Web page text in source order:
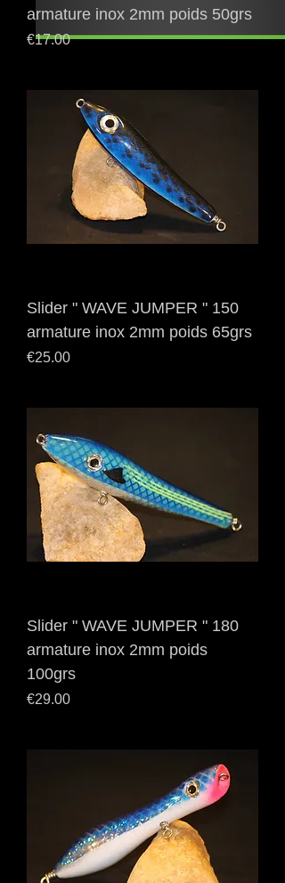
armature inox 2mm poids 50grs
Price
€17.00
Slider " WAVE JUMPER " 150
armature inox 2mm poids 65grs
Price
€25.00
Slider " WAVE JUMPER " 180
armature inox 2mm poids
100grs
Price
€29.00